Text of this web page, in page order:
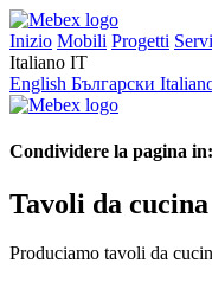
Inizio Mobili Progetti
Italiano IT
English Български
Condividere la pagina in:
Tavoli da cucina
Produciamo tavoli da